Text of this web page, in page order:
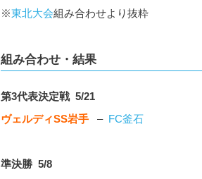
※東北大会組み合わせより抜粋
組み合わせ・結果
第3代表決定戦 5/21
ヴェルディSS岩手 – FC釜石
準決勝 5/8